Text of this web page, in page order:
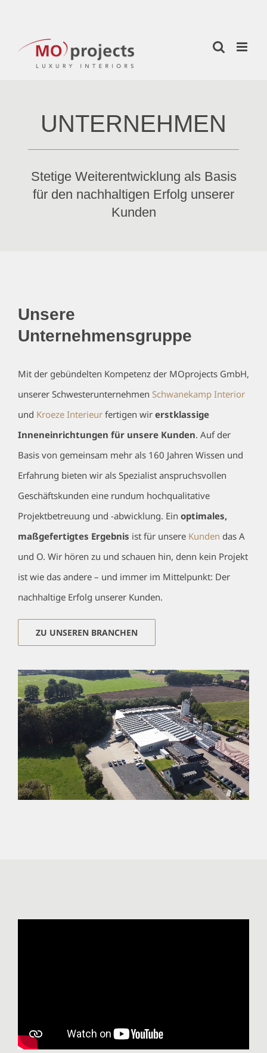
springen
UNTERNEHMEN
Stetige Weiterentwicklung als Basis
für den nachhaltigen Erfolg unserer
Kunden
Unsere
Unternehmensgruppe
Mit der gebündelten Kompetenz der MOprojects GmbH,
unserer Schwesterunternehmen Schwanekamp Interior
und Kroeze Interieurfertigen wirerstklassige
Inneneinrichtungen für unsere Kunden. Auf der
Basis von gemeinsam mehr als 160 Jahren Wissen und
Erfahrung bieten wir als Spezialist anspruchsvollen
Geschäftskunden eine rundum hochqualitative
Projektbetreuung und -abwicklung. Ein optimales,
maßgefertigtes Ergebnis ist für unsere Kunden das A
und O. Wir hören zu und schauen hin, denn kein Projekt
ist wie das andere – und immer im Mittelpunkt: Der
nachhaltige Erfolg unserer Kunden.
ZU UNSEREN BRANCHEN